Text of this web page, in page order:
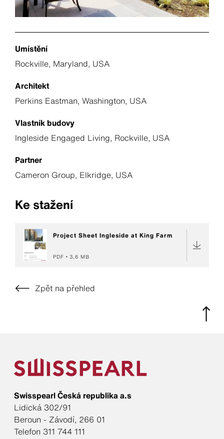
Umístění
Rockville, Maryland, USA
Architekt
Perkins Eastman, Washington, USA
Vlastník budovy
Ingleside Engaged Living, Rockville, USA
Partner
Cameron Group, Elkridge, USA
Ke stažení
Project Sheet Ingleside at King Farm
PDF 3,6 MB
Zpět na přehled
Swisspearl Česká republika a.s
Lidická 302/91
Beroun - Závodí, 266 01
Telefon 311 744 111